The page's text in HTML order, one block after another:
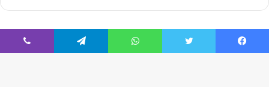
© حقوق النشر 2026، صحيفة الوقت | تصميم إدارة تقنية المعلومات|
فيسبوك تويتر واتساب تيلقرام ڤايبر